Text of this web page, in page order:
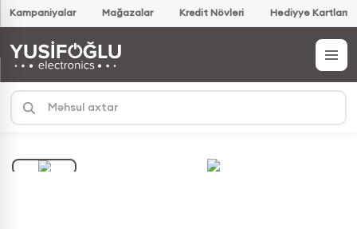
Kampaniyalar Mağazalar Kredit Növləri Hədiyyə Kartları